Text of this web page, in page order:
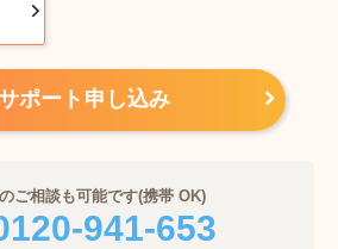
ポート申し込み
ご相談も可能です(携帯 OK)
941-653